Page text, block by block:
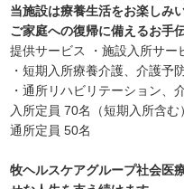
当施設は療養生活をお楽しみ
ご家庭への復帰に備えるお手
提供サービス ・施設入所サー
・短期入所療養介護、介護予
・通所リハビリテーション、
入所定員 70名（短期入所含む
通所定員 50名
牧ヘルスケアグループ社会医